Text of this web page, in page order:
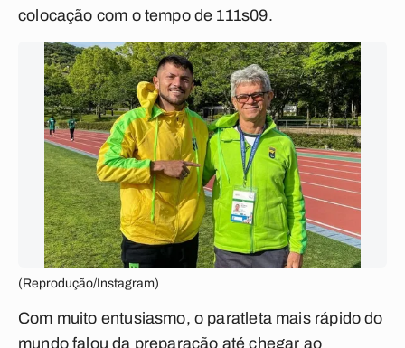
colocação com o tempo de 111s09.
(Reprodução/Instagram)
Com muito entusiasmo, o paratleta mais rápido do
mundo falou da preparação até chegar ao